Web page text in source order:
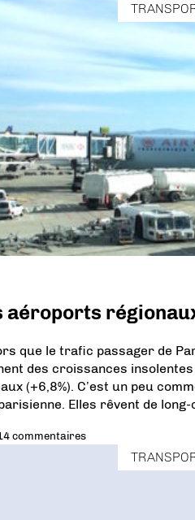
aéroports
que le trafic passager de
des croissances insolentes
(+6,8%). C’est un peu
Elles rêvent de
commentaires